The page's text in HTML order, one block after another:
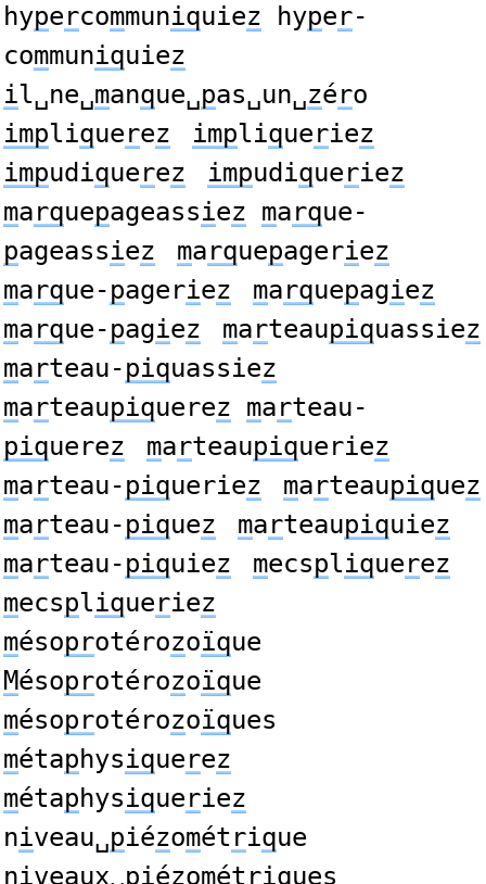
hypercommuniquiez hyper-
communiquiez
il␣ne␣manque␣pas␣un␣zéro
impliquerez impliqueriez
impudiquerez impudiqueriez
marquepageassiez marque-
pageassiez marquepageriez
marque-pageriez marquepagiez
marque-pagiez marteaupiquassiez
marteau-piquassiez
marteaupiquerez marteau-
piquerez marteaupiqueriez
marteau-piqueriez marteaupiquez
marteau-piquez marteaupiquiez
marteau-piquiez mecspliquerez
mecspliqueriez
mésoprotérozoïque
Mésoprotérozoïque
mésoprotérozoïques
métaphysiquerez
métaphysiqueriez
niveau␣piézométrique
niveaux␣piézométriques